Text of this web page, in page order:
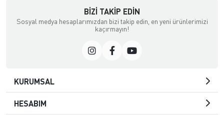
BIZI TAKIP EDIN
Sosyal medya hesaplarımızdan bizi takip edin, en yeni ürünlerimizi
kaçırmayın!
KURUMSAL
HESABIM